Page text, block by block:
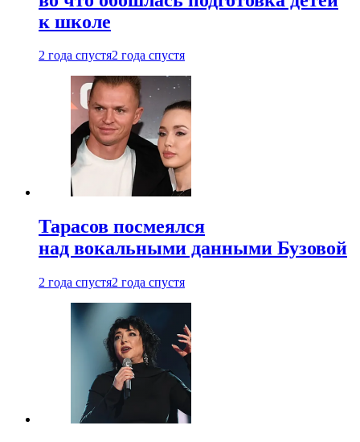
к школе
2 года спустя2 года спустя
Тарасов посмеялся
над вокальными данными Бузовой
2 года спустя2 года спустя